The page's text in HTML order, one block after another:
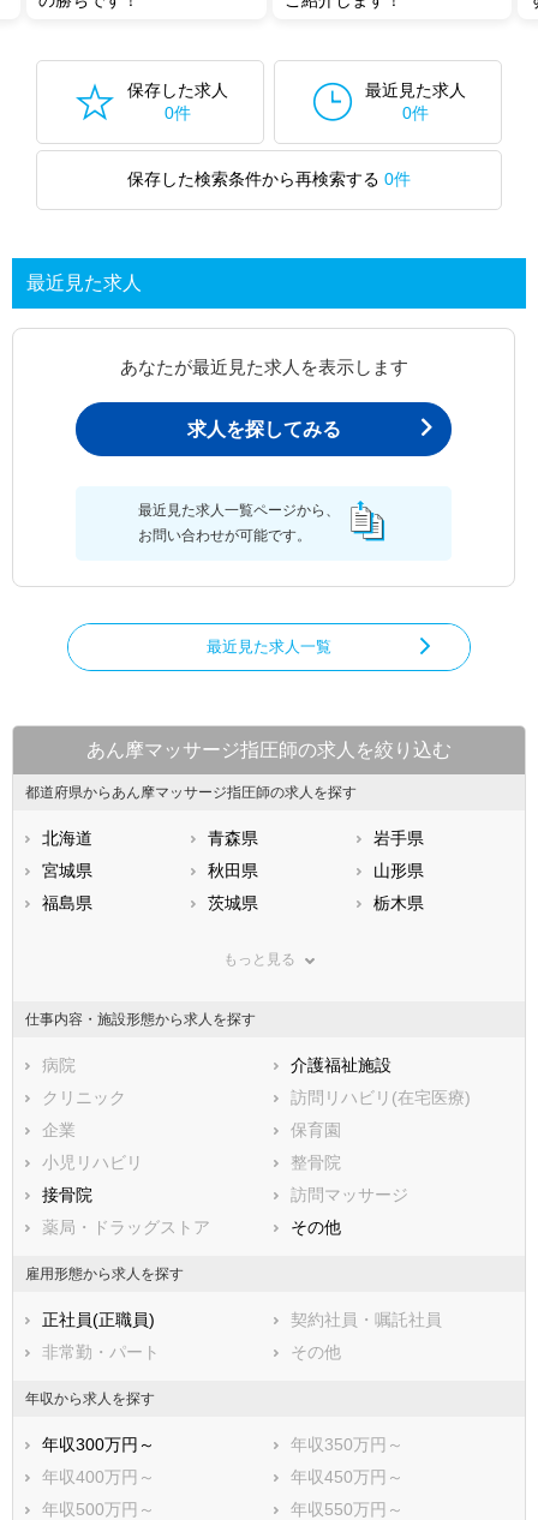
保存した求人
0件
最近見た求人
0件
保存した検索条件から再検索する 0件
最近見た求人
あなたが最近見た求人を表示します
求人を探してみる
最近見た求人一覧ページから、
お問い合わせが可能です。
最近見た求人一覧
あん摩マッサージ指圧師の求人を絞り込む
都道府県からあん摩マッサージ指圧師の求人を探す
北海道 青森県
岩手県
宮城県
秋田県
山形県
福島県
茨城県
栃木県
神奈川県
石川県
福井県
静岡県
三重県
滋賀県
大阪府
兵庫県
鳥取県
広島県
徳島県
香川県
愛媛県
鹿児島県
もっと見る
仕事内容・施設形態から求人を探す
病院
介護福祉施設
クリニック
訪問リハビリ(在宅医療)
企業
保育園
小児リハビリ
整骨院
接骨院
訪問マッサージ
薬局・ドラッグストア
その他
雇用形態から求人を探す
正社員(正職員)
契約社員・嘱託社員
非常勤・パート
その他
年収から求人を探す
年収300万円～
年収350万円～
年収400万円～
年収450万円～
年収500万円～
年収550万円～